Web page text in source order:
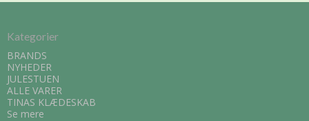
Kategorier
BRANDS
NYHEDER
JULESTUEN
ALLE VARER
TINAS KLÆDESKAB
Se mere